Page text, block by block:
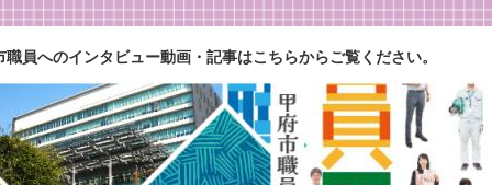
職員へのインタビュー動画・記事はこちらからご覧ください。